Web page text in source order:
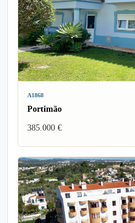
A1868
Portimão
385.000 €